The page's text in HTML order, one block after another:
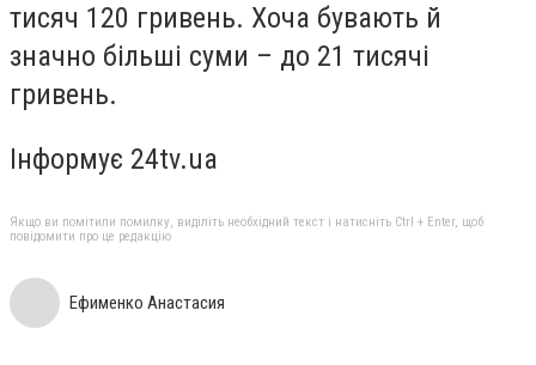
тисяч 120 гривень. Хоча бувають й
значно більші суми – до 21 тисячі
гривень.
Інформує 24tv.ua
Якщо ви помітили помилку, виділіть необхідний текст і натисніть Ctrl + Enter, щоб
повідомити про це редакцію
Ефименко Анастасия